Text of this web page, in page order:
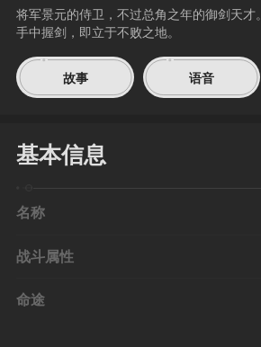
将军景元的侍卫，不过总角之年的御剑天才。
手中握剑，即立于不败之地。
故事 语音
基本信息
名称
战斗属性
命途